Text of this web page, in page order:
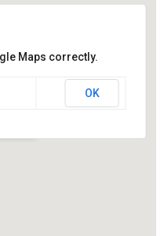
Maps correctly.
OK